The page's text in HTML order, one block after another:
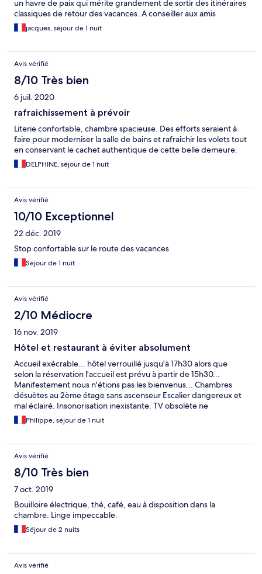
un havre de paix qui mérite grandement de sortir des itinéraires
classiques de retour des vacances. A conseiller aux amis
jacques, séjour de 1 nuit
Avis vérifié
8/10 Très bien
6 juil. 2020
rafraichissement à prévoir
Literie confortable, chambre spacieuse. Des efforts seraient à
faire pour moderniser la salle de bains et rafraîchir les volets tout
en conservant le cachet authentique de cette belle demeure.
DELPHINE, séjour de 1 nuit
Avis vérifié
10/10 Exceptionnel
22 déc. 2019
Stop confortable sur le route des vacances
Séjour de 1 nuit
Avis vérifié
2/10 Médiocre
16 nov. 2019
Hôtel et restaurant à éviter absolument
Accueil exécrable... hôtel verrouillé jusqu'à 17h30 alors que
selon la réservation l'accueil est prévu à partir de 15h30...
Manifestement nous n'étions pas les bienvenus... Chambres
désuètes au 2ème étage sans ascenseur Escalier dangereux et
mal éclairé. Insonorisation inexistante. TV obsolète ne
fonctionnant que sur une seule chaîne. Repas indignes et chers :
produits décongelés... service improbable... Facturation de
constante du responsable de l'établissement. Cette liste n'est
pas exhaustive.
Philippe, séjour de 1 nuit
Avis vérifié
8/10 Très bien
7 oct. 2019
Bouilloire électrique, thé, café, eau à disposition dans la
chambre. Linge impeccable.
Séjour de 2 nuits
Avis vérifié